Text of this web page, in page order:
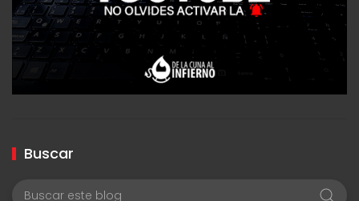
Buscar